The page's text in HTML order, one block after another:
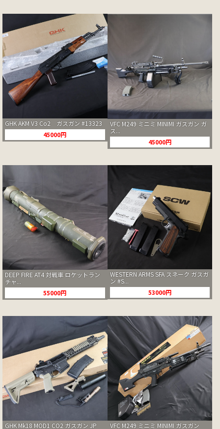
GHK AKM V3 Co2 ガスガン #13323
45000円
VFC M249 ミニミ MINIMI ガスガン ガ
ス...
45000円
DEEP FIRE AT4 対戦車 ロケットラン
チャ...
55000円
WESTERN ARMS SFA スネーク ガスガ
ン #S...
53000円
GHK Mk18 MOD1 CO2 ガスガン JP
VFC M249 ミニミ MINIMI ガスガン